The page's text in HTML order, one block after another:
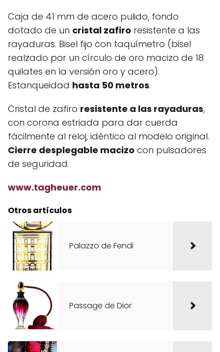
Caja de 41 mm de acero pulido, fondo
dotado de un cristal zafiro resistente a las
rayaduras. Bisel fijo con taquímetro (bisel
realzado por un círculo de oro macizo de 18
quilates en la versión oro y acero).
Estanqueidad hasta 50 metros.
Cristal de zafiro resistente a las rayaduras,
con corona estriada para dar cuerda
fácilmente al reloj, idéntico al modelo original.
Cierre desplegable macizo con pulsadores
de seguridad.
www.tagheuer.com
Otros artículos
Palazzo de Fendi
Passage de Dior